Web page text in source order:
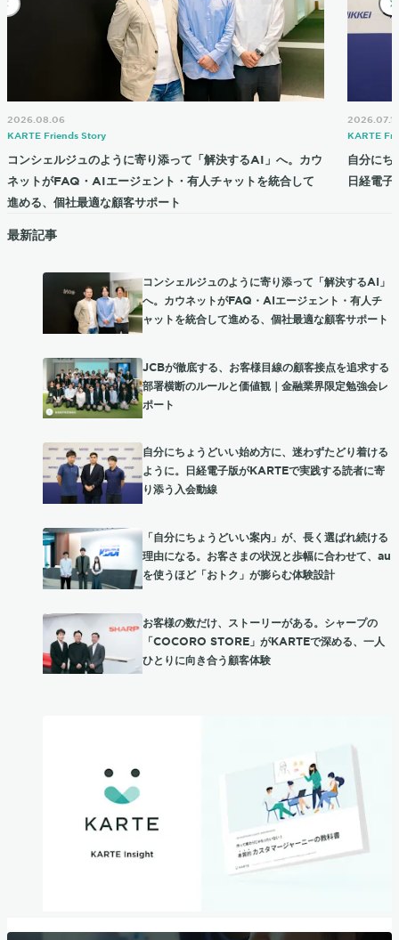
2026.08.06
KARTE Friends Story
コンシェルジュのように寄り添って「解決するAI」へ。カウ
ネットがFAQ・AIエージェント・有人チャットを統合して
進める、個社最適な顧客サポート
2026.07.17
KARTE
自分にち
日経電
最新記事
コンシェルジュのように寄り添って「解決するAI」
へ。カウネットがFAQ・AIエージェント・有人チ
ャットを統合して進める、個社最適な顧客サポート
JCBが徹底する、お客様目線の顧客接点を追求する
部署横断のルールと価値観｜金融業界限定勉強会レ
ポート
自分にちょうどいい始め方に、迷わずたどり着ける
ように。日経電子版がKARTEで実践する読者に寄
り添う入会動線
「自分にちょうどいい案内」が、長く選ばれ続ける
理由になる。お客さまの状況と歩幅に合わせて、au
を使うほど「おトク」が膨らむ体験設計
お客様の数だけ、ストーリーがある。シャープの
「COCORO STORE」がKARTEで深める、一人
ひとりに向き合う顧客体験